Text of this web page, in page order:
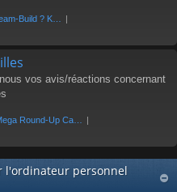
Build ? K…
vos avis/réactions concernant
Round-Up Ca…
l'ordinateur personnel